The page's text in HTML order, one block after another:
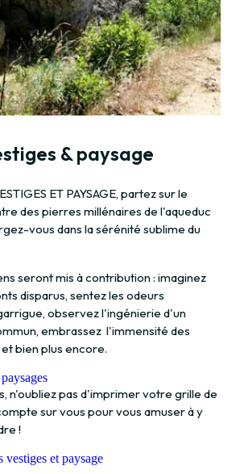
& paysage
ET PAYSAGE, partez sur le
des pierres millénaires de l'aqueduc
vous dans la sérénité sublime du
seront mis à contribution : imaginez
disparus, sentez les odeurs
observez l'ingénierie d'un
embrassez l'immensité des
bien plus encore.
n'oubliez pas d'imprimer votre grille de
sur vous pour vous amuser à y
!
vestiges et paysage